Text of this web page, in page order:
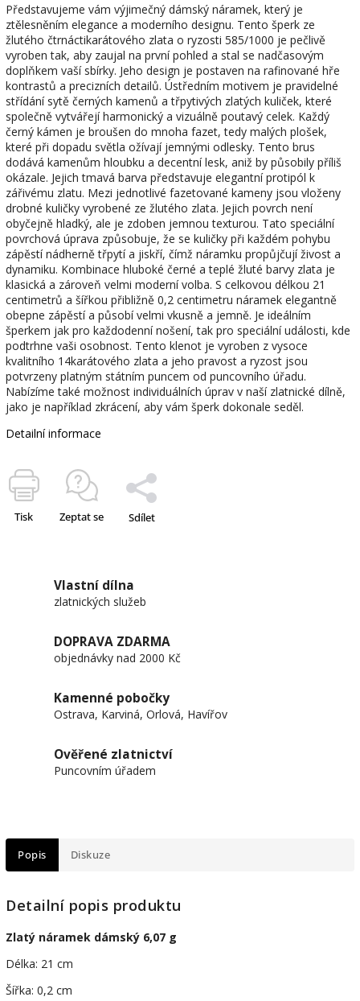
Představujeme vám výjimečný dámský náramek, který je
ztělesněním elegance a moderního designu. Tento šperk ze
žlutého čtrnáctikarátového zlata o ryzosti 585/1000 je pečlivě
vyroben tak, aby zaujal na první pohled a stal se nadčasovým
doplňkem vaší sbírky. Jeho design je postaven na rafinované hře
kontrastů a precizních detailů. Ústředním motivem je pravidelné
střídání sytě černých kamenů a třpytivých zlatých kuliček, které
společně vytvářejí harmonický a vizuálně poutavý celek. Každý
černý kámen je broušen do mnoha fazet, tedy malých plošek,
které při dopadu světla ožívají jemnými odlesky. Tento brus
dodává kamenům hloubku a decentní lesk, aniž by působily příliš
okázale. Jejich tmavá barva představuje elegantní protipól k
zářivému zlatu. Mezi jednotlivé fazetované kameny jsou vloženy
drobné kuličky vyrobené ze žlutého zlata. Jejich povrch není
obyčejně hladký, ale je zdoben jemnou texturou. Tato speciální
povrchová úprava způsobuje, že se kuličky při každém pohybu
zápěstí nádherně třpytí a jiskří, čímž náramku propůjčují živost a
dynamiku. Kombinace hluboké černé a teplé žluté barvy zlata je
klasická a zároveň velmi moderní volba. S celkovou délkou 21
centimetrů a šířkou přibližně 0,2 centimetru náramek elegantně
obepne zápěstí a působí velmi vkusně a jemně. Je ideálním
šperkem jak pro každodenní nošení, tak pro speciální události, kde
podtrhne vaši osobnost. Tento klenot je vyroben z vysoce
kvalitního 14karátového zlata a jeho pravost a ryzost jsou
potvrzeny platným státním puncem od puncovního úřadu.
Nabízíme také možnost individuálních úprav v naší zlatnické dílně,
jako je například zkrácení, aby vám šperk dokonale seděl.
Detailní informace
Tisk Zeptat se Sdílet
Vlastní dílna
zlatnických služeb
DOPRAVA ZDARMA
objednávky nad 2000 Kč
Kamenné pobočky
Ostrava, Karviná, Orlová, Havířov
Ověřené zlatnictví
Puncovním úřadem
Popis Diskuze
Detailní popis produktu
Zlatý náramek dámský 6,07 g
Délka: 21 cm
Šířka: 0,2 cm